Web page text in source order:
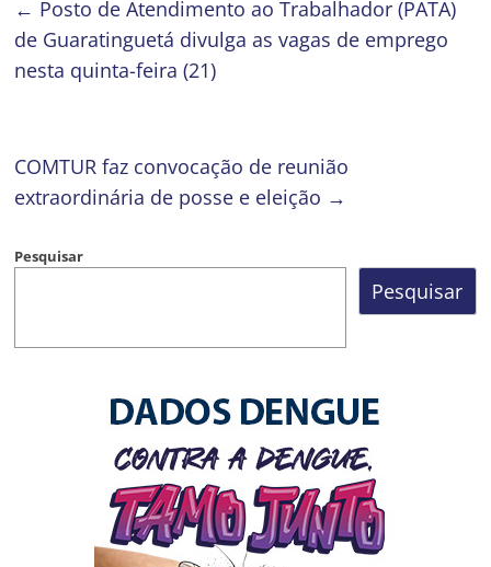
← Posto de Atendimento ao Trabalhador (PATA)
de Guaratinguetá divulga as vagas de emprego
nesta quinta-feira (21)
COMTUR faz convocação de reunião
extraordinária de posse e eleição →
Pesquisar
Pesquisar